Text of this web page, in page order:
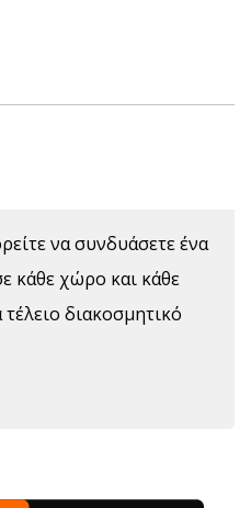
να συνδυάσετε ένα
κάθε χώρο και κάθε
διακοσμητικό